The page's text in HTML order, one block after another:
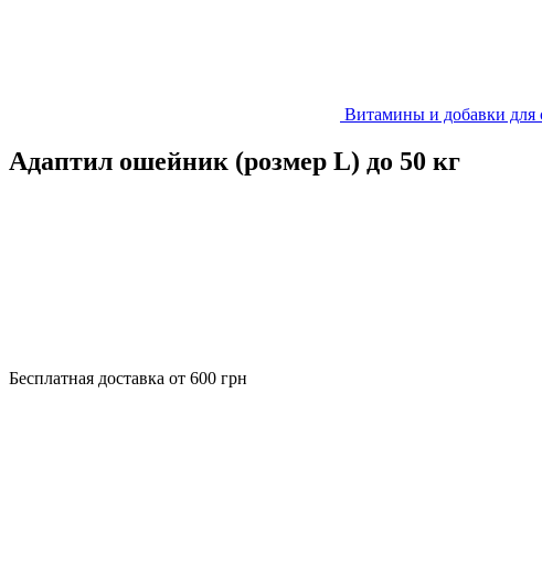
Витамины и добавки для
Адаптил ошейник (розмер L) до 50 кг
Бесплатная доставка от 600 грн